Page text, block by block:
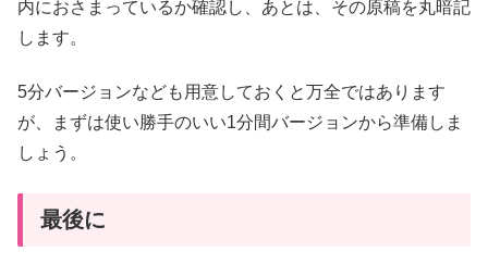
内におさまっているか確認し、あとは、その原稿を丸暗記
します。
5分バージョンなども用意しておくと万全ではあります
が、まずは使い勝手のいい1分間バージョンから準備しま
しょう。
最後に